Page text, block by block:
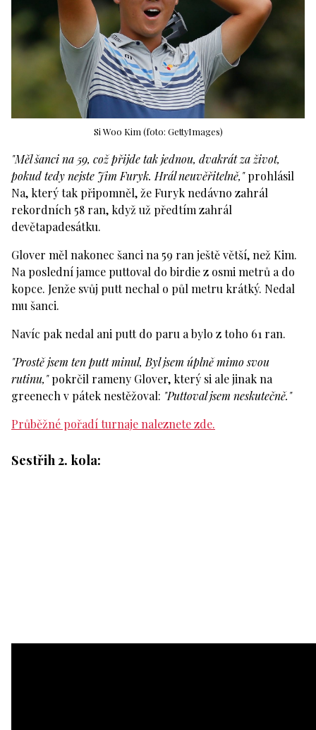
Si Woo Kim (foto: GettyImages)
"Měl šanci na 59, což přijde tak jednou, dvakrát za život,
pokud tedy nejste Jim Furyk. Hrál neuvěřitelně,"prohlásil
Na, který tak připomněl, že Furyk nedávno zahrál
rekordních 58 ran, když už předtím zahrál
devětapadesátku.
Glover měl nakonec šanci na 59 ran ještě větší, než Kim.
Na poslední jamce puttoval do birdie z osmi metrů a do
kopce. Jenže svůj putt nechal o půl metru krátký. Nedal
mu šanci.
Navíc pak nedal ani putt do paru a bylo z toho 61 ran.
"Prostě jsem ten putt minul, Byl jsem úplně mimo svou
rutinu,"pokrčil rameny Glover, který si ale jinak na
greenech v pátek nestěžoval: "Puttoval jsem neskutečně."
Průběžné pořadí turnaje naleznete zde.
Sestřih 2. kola: